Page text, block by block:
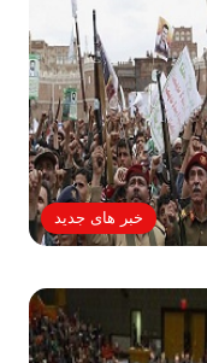
خبر های جدید